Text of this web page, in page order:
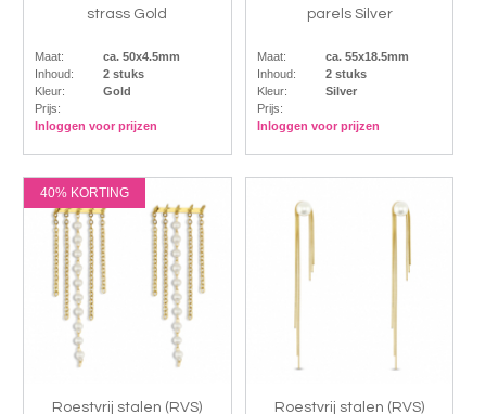
strass Gold
Maat:
ca. 50x4.5mm
Inhoud:
2 stuks
Kleur:
Gold
Prijs:
Inloggen voor prijzen
parels Silver
Maat:
ca. 55x18.5mm
Inhoud:
2 stuks
Kleur:
Silver
Prijs:
Inloggen voor prijzen
40% KORTING
Roestvrij stalen (RVS) Roestvrij stalen (RVS)